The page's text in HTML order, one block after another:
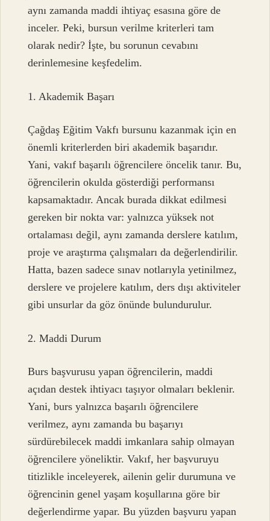
aynı zamanda maddi ihtiyaç esasına göre de
inceler. Peki, bursun verilme kriterleri tam
olarak nedir? İşte, bu sorunun cevabını
derinlemesine keşfedelim.
1. Akademik Başarı
Çağdaş Eğitim Vakfı bursunu kazanmak için en
önemli kriterlerden biri akademik başarıdır.
Yani, vakıf başarılı öğrencilere öncelik tanır. Bu,
öğrencilerin okulda gösterdiği performansı
kapsamaktadır. Ancak burada dikkat edilmesi
gereken bir nokta var: yalnızca yüksek not
ortalaması değil, aynı zamanda derslere katılım,
proje ve araştırma çalışmaları da değerlendirilir.
Hatta, bazen sadece sınav notlarıyla yetinilmez,
derslere ve projelere katılım, ders dışı aktiviteler
gibi unsurlar da göz önünde bulundurulur.
2. Maddi Durum
Burs başvurusu yapan öğrencilerin, maddi
açıdan destek ihtiyacı taşıyor olmaları beklenir.
Yani, burs yalnızca başarılı öğrencilere
verilmez, aynı zamanda bu başarıyı
sürdürebilecek maddi imkanlara sahip olmayan
öğrencilere yöneliktir. Vakıf, her başvuruyu
titizlikle inceleyerek, ailenin gelir durumuna ve
öğrencinin genel yaşam koşullarına göre bir
değerlendirme yapar. Bu yüzden başvuru yapan